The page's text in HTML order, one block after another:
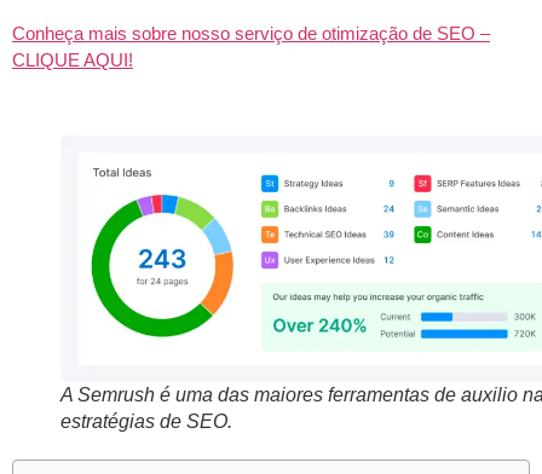
Conheça mais sobre nosso serviço de otimização de SEO –
CLIQUE AQUI!
A Semrush é uma das maiores ferramentas de auxilio
estratégias de SEO.